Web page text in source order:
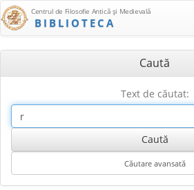
Centrul de Filosofie Antică şi Medievală
BIBLIOTECA
Caută
Text de căutat: